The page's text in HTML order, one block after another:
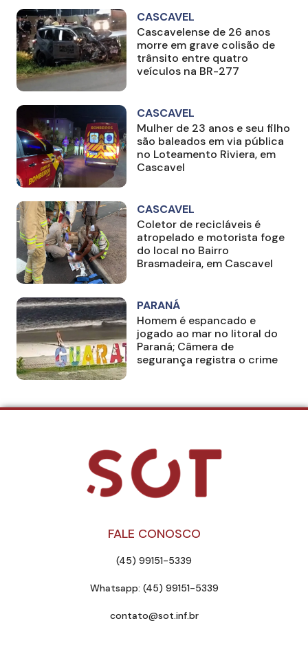
CASCAVEL
Cascavelense de 26 anos
morre em grave colisão de
trânsito entre quatro
veículos na BR-277
CASCAVEL
Mulher de 23 anos e seu filho
são baleados em via pública
no Loteamento Riviera, em
Cascavel
CASCAVEL
Coletor de recicláveis é
atropelado e motorista foge
do local no Bairro
Brasmadeira, em Cascavel
PARANÁ
Homem é espancado e
jogado ao mar no litoral do
Paraná; Câmera de
segurança registra o crime
FALE CONOSCO
(45) 99151-5339
Whatsapp: (45) 99151-5339
contato@sot.inf.br